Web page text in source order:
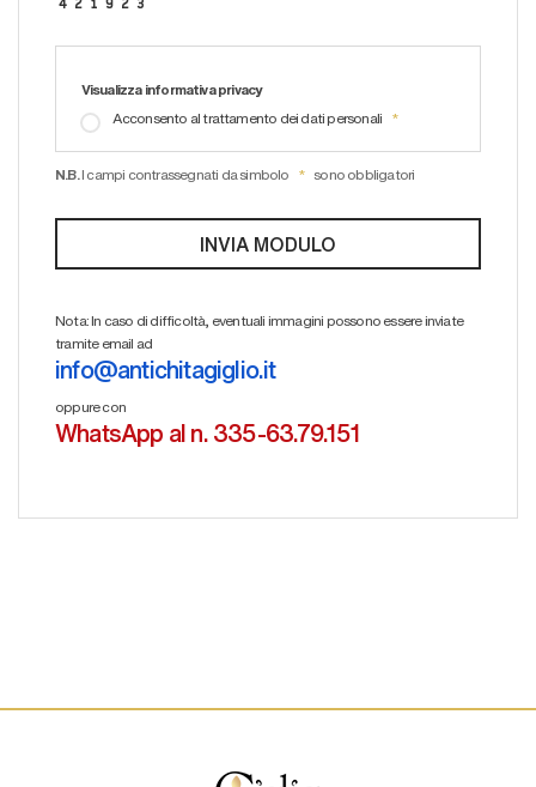
Visualizza informativa privacy
Acconsento al trattamento dei dati personali
N.B. I campi contrassegnati da simbolo sono obbligatori
Nota: In caso di difficoltà, eventuali immagini possono essere inviate
tramite email ad
info@antichitagiglio.it
oppure con
WhatsApp al n. 335-63.79.151